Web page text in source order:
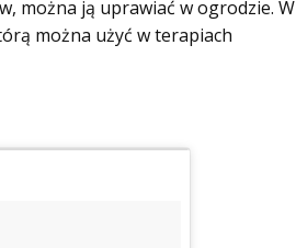
można ją uprawiać w ogrodzie. W
można użyć w terapiach